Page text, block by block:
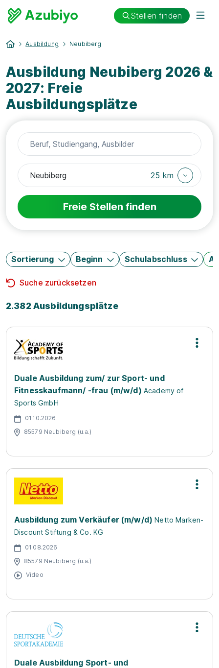
Stellen finden
Ausbildung Neubiberg
Ausbildung Neubiberg 2026 &
2027: Freie
Ausbildungsplätze
25 km
Freie Stellen finden
Sortierung Beginn Schulabschluss
Suche zurücksetzen
2.382 Ausbildungsplätze
Duale Ausbildung zum/ zur Sport- und
Fitnesskaufmann/ -frau (m/w/d) Academy of
Sports GmbH
01.10.2026
85579 Neubiberg (u.a.)
Ausbildung zum Verkäufer (m/w/d) Netto Marken-
Discount Stiftung & Co. KG
01.08.2026
85579 Neubiberg (u.a.)
Video
Duale Ausbildung Sport- und